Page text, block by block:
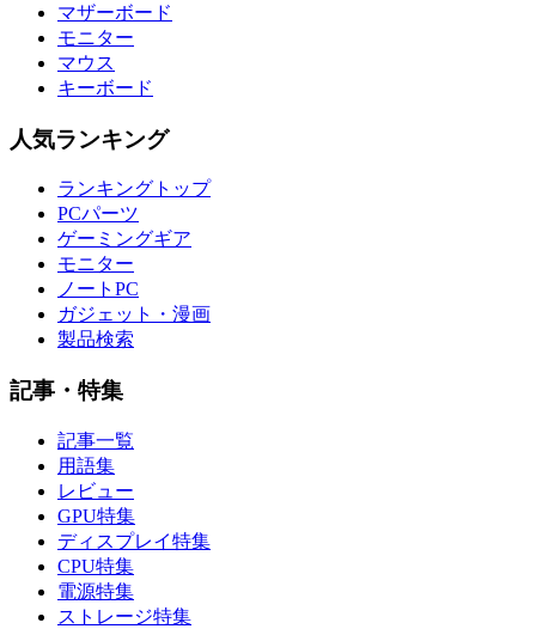
マザーボード
モニター
マウス
キーボード
人気ランキング
ランキングトップ
PCパーツ
ゲーミングギア
モニター
ノートPC
ガジェット・漫画
製品検索
記事・特集
記事一覧
用語集
レビュー
GPU特集
ディスプレイ特集
CPU特集
電源特集
ストレージ特集